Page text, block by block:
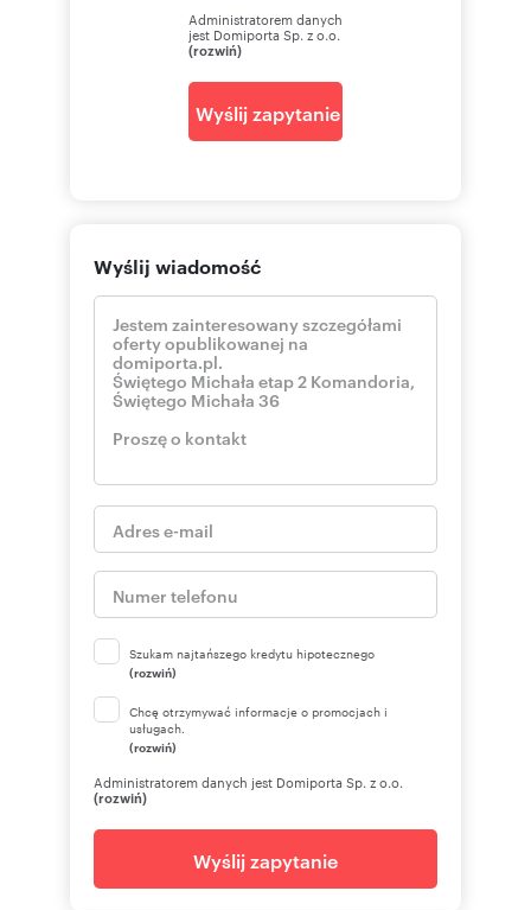
Administratorem danych
jest Domiporta Sp. z o.o.
(rozwiń)
Wyślij zapytanie
Wyślij wiadomość
Szukam najtańszego kredytu hipotecznego
(rozwiń)
Chcę otrzymywać informacje o promocjach i
usługach.
(rozwiń)
Administratorem danych jest Domiporta Sp. z o.o.
(rozwiń)
Wyślij zapytanie